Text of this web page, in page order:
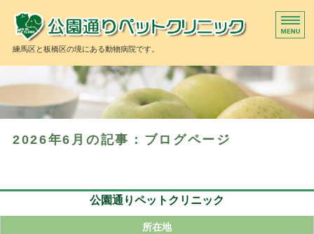
公園
練馬区と板橋区の境にある動物病院です。
当院の診療方針
獣医師紹介
当院の施設
2026年6月の記事：ブログページ
公園通りペットクリニック
所在地